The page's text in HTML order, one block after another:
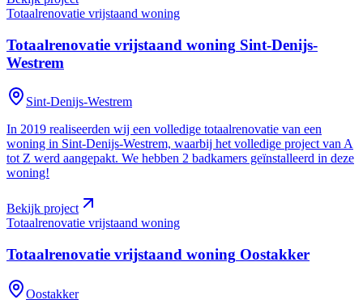
Totaalrenovatie vrijstaand woning
Totaalrenovatie vrijstaand woning Sint-Denijs-
Westrem
Sint-Denijs-Westrem
In 2019 realiseerden wij een volledige totaalrenovatie van een
woning in Sint-Denijs-Westrem, waarbij het volledige project van A
tot Z werd aangepakt. We hebben 2 badkamers geïnstalleerd in deze
woning!
Bekijk project
Totaalrenovatie vrijstaand woning
Totaalrenovatie vrijstaand woning Oostakker
Oostakker